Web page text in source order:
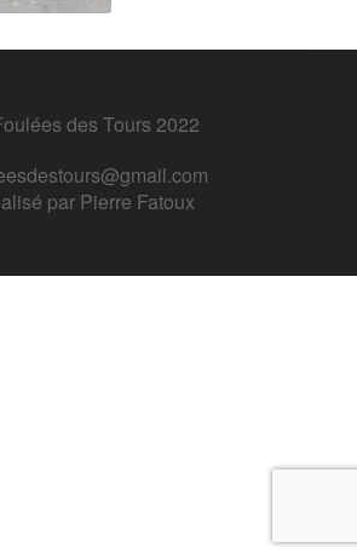
des Tours 2022
par Pierre Fatoux